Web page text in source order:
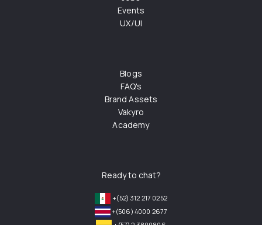
Events
UX/UI
Blogs
FAQ's
Brand Assets
Vakyro
Academy
Ready to chat?
+(52) 312 217 0252
+(506) 4000 2677